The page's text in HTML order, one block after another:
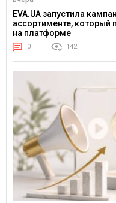
EVA.UA запустила
ассортименте, который
на платформе
0 142